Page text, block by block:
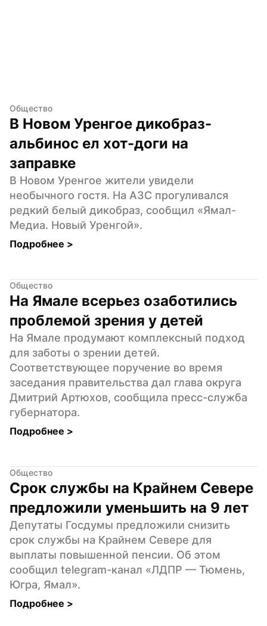
Общество
В Новом Уренгое дикобраз-
альбинос ел хот-доги на
заправке
В Новом Уренгое жители увидели
необычного гостя. На АЗС прогуливался
редкий белый дикобраз, сообщил «Ямал-
Медиа. Новый Уренгой».
Подробнее >
Общество
На Ямале всерьез озаботились
проблемой зрения у детей
На Ямале продумают комплексный подход
для заботы о зрении детей.
Соответствующее поручение во время
заседания правительства дал глава округа
Дмитрий Артюхов, сообщила пресс-служба
губернатора.
Подробнее >
Общество
Срок службы на Крайнем Севере
предложили уменьшить на 9 лет
Депутаты Госдумы предложили снизить
срок службы на Крайнем Севере для
выплаты повышенной пенсии. Об этом
сообщил telegram-канал «ЛДПР — Тюмень,
Югра, Ямал».
Подробнее >